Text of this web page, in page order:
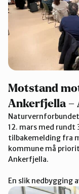
Motstand
Ankerfjella –
12. mars med rundt
tilbakemelding fra
kommune må
Ankerfjella.
En slik nedbygging